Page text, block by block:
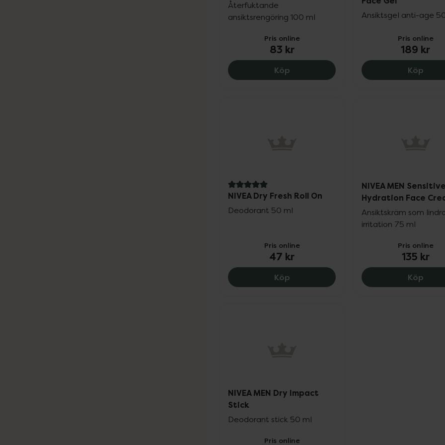
Återfuktande
ansiktsrengöring 100 ml
Pris online
83 kr
KöpNIVEA MEN Hydrocare Face Wash, 83 kr.
Ansiktsgel anti-age
Pris online
189 kr
Köp
5 av 5 i omdöme
NIVEA Dry Fresh Roll On
Deodorant 50 ml
Pris online
47 kr
KöpNIVEA Dry Fresh Roll On, 47 kr.
NIVEA MEN Sensitive
Hydration Face
Ansiktskräm som
irritation 75 ml
Pris online
135 kr
Köp
NIVEA MEN Dry Impact
Stick
Deodorant stick 50 ml
Pris online